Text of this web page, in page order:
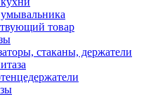
товар
стаканы, держатели